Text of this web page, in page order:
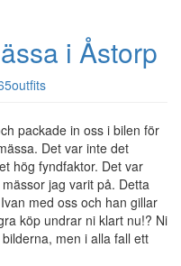
i Åstorp
packade in oss i bilen för
Det var inte det
hög fyndfaktor. Det var
jag varit på. Detta
med oss och han gillar
köp undrar ni klart nu!? Ni
men i alla fall ett